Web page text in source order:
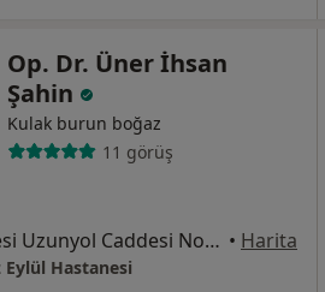
Op. Dr. Üner İhsan
Şahin
Kulak burun boğaz
11 görüş
Sakarya Mahallesi Uzunyol Caddesi No:140, Manisa • Harita
Eylül Hastanesi